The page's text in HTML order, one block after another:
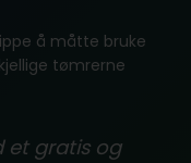
å måtte bruke
tømrerne
et gratis og